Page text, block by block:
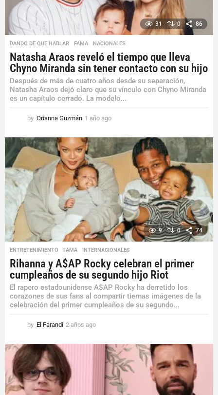
31 0 86
DANDO DE QUE HABLAR ,FAMA ,NACIONALES
Natasha Araos reveló el tiempo que lleva
Chyno Miranda sin tener contacto con su hijo
Después de más de cuatro años desde su separación,
Natasha Araos dejó claro que su vínculo con Chyno Miranda
es un capítulo cerrado. La modelo...
by Orianna Guzmán 1 año ago
ñ
o
a
o
9 0 74
ENTRETENIMIENTO ,FAMA INTERNACIONALES
Rihanna y A$AP Rocky celebran el primer
cumpleaños de su segundo hijo Riot
El rapero estadounidense A$AP Rocky ha derretido los
corazones de sus fans al compartir tiernas imágenes de la
celebración del primer cumpleaños de su segundo...
by El Farandi 2 años ago
ñ